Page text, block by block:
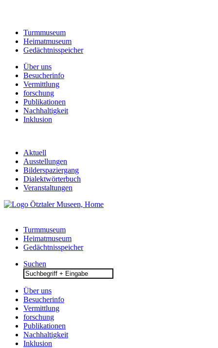
Turmmuseum
Heimatmuseum
Gedächtnisspeicher
Über uns
Besucherinfo
Vermittlung
forschung
Publikationen
Nachhaltigkeit
Inklusion
Aktuell
Ausstellungen
Bilderspaziergang
Dialektwörterbuch
Veranstaltungen
Turmmuseum
Heimatmuseum
Gedächtnisspeicher
Suchen
Search
for:
Über uns
Besucherinfo
Vermittlung
forschung
Publikationen
Nachhaltigkeit
Inklusion